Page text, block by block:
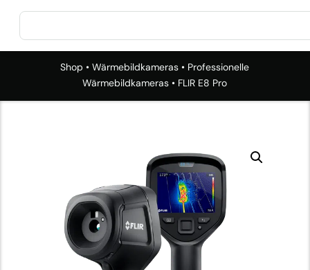
Shop •Wärmebildkameras • Professionelle
Wärmebildkameras • FLIR E8 Pro